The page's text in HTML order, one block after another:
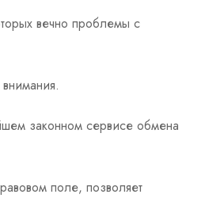
вечно проблемы с
законном сервисе обмена
поле, позволяет